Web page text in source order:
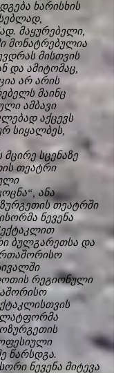
ხარისხის
მაყურებელი,
მონატრებულია
მისთვის
და ამიტომაც,
არ არის
მაინც
ამბავი
აქცევს
სიყალბეს,
სცენაზე
თეატრი
ანა
თეატრში
ნევენა
ბულგარეთსა და
რეგიონული
წარსდგა.
ნევენა მიტევა